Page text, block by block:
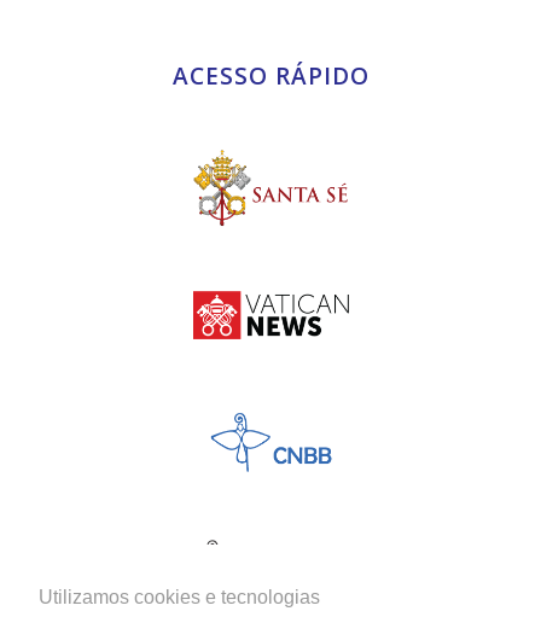
Utilizamos cookies e tecnologias
ACESSO RÁPIDO